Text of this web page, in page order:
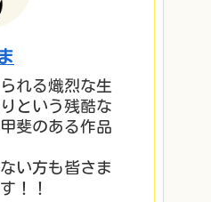
れる熾烈な生
という残酷な
斐のある作品
い方も皆さま
！！